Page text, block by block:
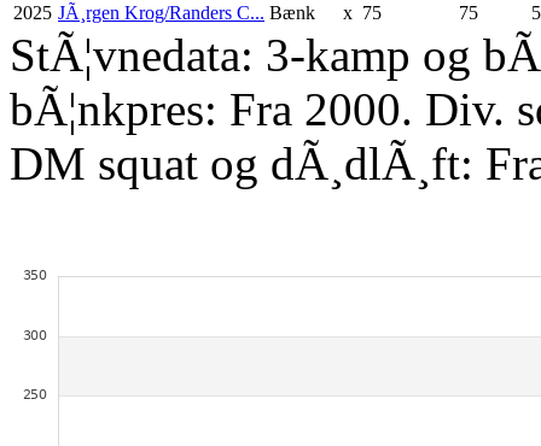
2025 JÃ¸rgen Krog/Randers C... Bænk x 75 75
StÃ¦vnedata: 3-kamp og
bÃ¦nkpres: Fra 2000. Div.
DM squat og dÃ¸dlÃ¸ft: